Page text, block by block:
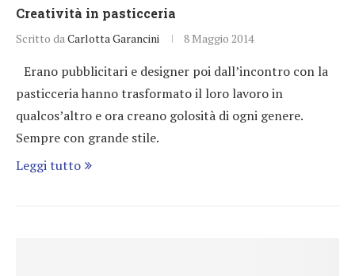
Creatività in pasticceria
Scritto da Carlotta Garancini 8 Maggio 2014
Erano pubblicitari e designer poi dall’incontro con la
pasticceria hanno trasformato il loro lavoro in
qualcos’altro e ora creano golosità di ogni genere.
Sempre con grande stile.
Leggi tutto